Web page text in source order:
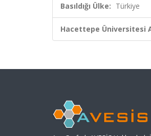
Basıldığı Ülke: Türkiye
Hacettepe Üniversitesi